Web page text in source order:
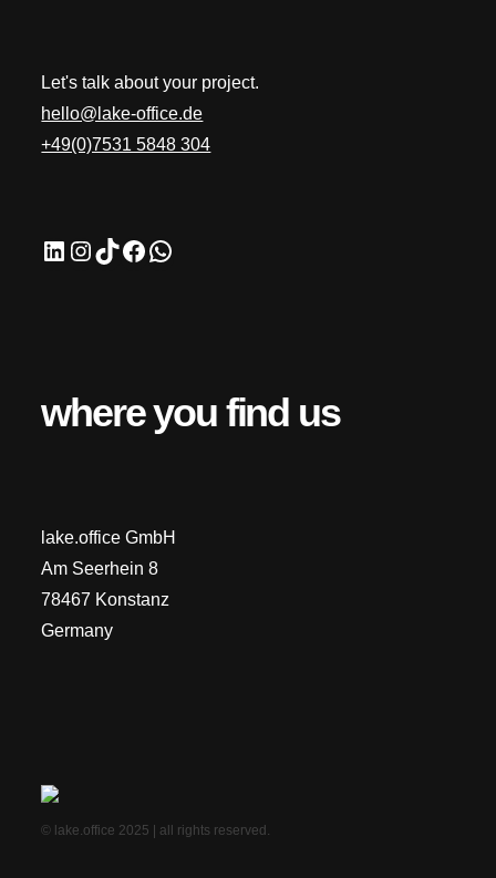
Let's talk about your project.
hello@lake-office.de
+49(0)7531 5848 304
where you find us
lake.office GmbH
Am Seerhein 8
78467 Konstanz
Germany
© lake.office 2025 | all rights reserved.